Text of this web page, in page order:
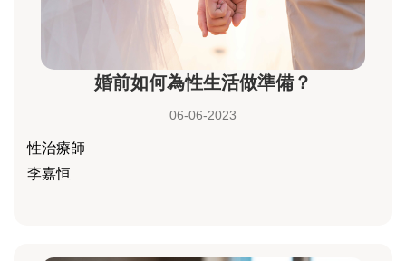
婚前如何為性生活做準備？
06-06-2023
性治療師
李嘉恒